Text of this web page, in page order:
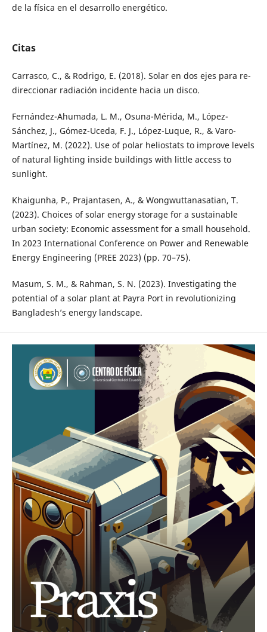
de la física en el desarrollo energético.
Citas
Carrasco, C., & Rodrigo, E. (2018). Solar en dos ejes para re-
direccionar radiación incidente hacia un disco.
Fernández-Ahumada, L. M., Osuna-Mérida, M., López-
Sánchez, J., Gómez-Uceda, F. J., López-Luque, R., & Varo-
Martínez, M. (2022). Use of polar heliostats to improve levels
of natural lighting inside buildings with little access to
sunlight.
Khaigunha, P., Prajantasen, A., & Wongwuttanasatian, T.
(2023). Choices of solar energy storage for a sustainable
urban society: Economic assessment for a small household.
In 2023 International Conference on Power and Renewable
Energy Engineering (PREE 2023) (pp. 70–75).
Masum, S. M., & Rahman, S. N. (2023). Investigating the
potential of a solar plant at Payra Port in revolutionizing
Bangladesh’s energy landscape.